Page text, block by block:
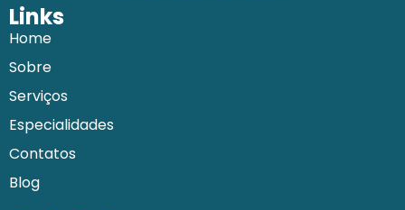
Links
Home
Sobre
Serviços
Especialidades
Contatos
Blog